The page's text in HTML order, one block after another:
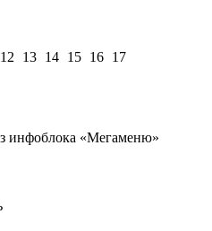
12 13 14 15 16 17
инфоблока «Мегаменю»